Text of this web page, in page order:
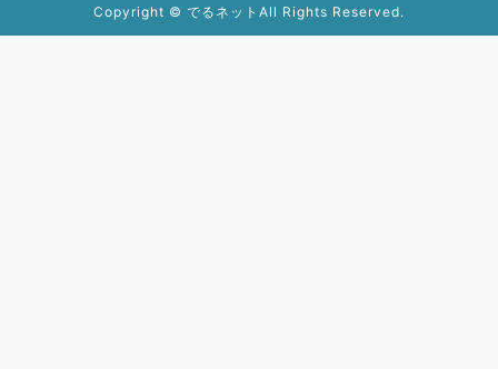
Copyright © でるネット All Rights Reserved.